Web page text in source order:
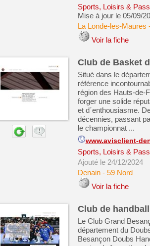
Sports, Loisirs &
Mise à jour le 05/09/
La Londe-les-Maures
Voir la fiche
Club de Basket
Situé dans le
référence
région des Hauts-de-
forger une solide
et d´enthousiasme.
décennies, passant
le championnat ...
www.avisclient-
Sports, Loisirs &
Ajouté le 24/12/2024
Denain- 59 Nord
Voir la fiche
Club de
Le Club Grand
département du
Besançon Doubs